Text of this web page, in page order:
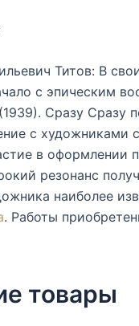
Титов: В
с эпическим
Сразу Сразу
с художниками
в оформлении
резонанс
наиболее
. Работы
товары